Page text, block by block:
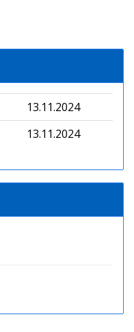
13.11.2024
13.11.2024